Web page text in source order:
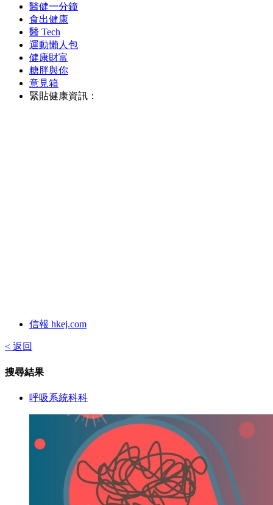
醫健一分鐘
食出健康
醫 Tech
運動懶人包
健康財富
糖胖與你
意見箱
緊貼健康資訊：
信報 hkej.com
< 返回
搜尋結果
呼吸系統科科